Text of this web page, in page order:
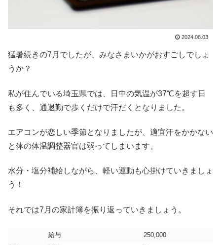
2024.08.03
猛暑続きの7月でしたが、みなさまいかがおすごしでしょ
うか？
私が住んでいる埼玉県では、日中の気温が37℃を超す日
も多く、通退勤で歩くだけで汗だくとなりました。
エアコンが恋しい季節となりましたが、適宜汗をかかない
と体の体温調整器官は弱ってしまいます。
水分・塩分補給しながら、軽い運動も心掛けていきましょ
う！
それでは7月の家計簿を振り返っていきましょう。
給与
250,000